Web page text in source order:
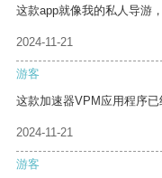
这款app就像我的私人导游
2024-11-21
游客
这款加速器VPM应用程序已
2024-11-21
游客